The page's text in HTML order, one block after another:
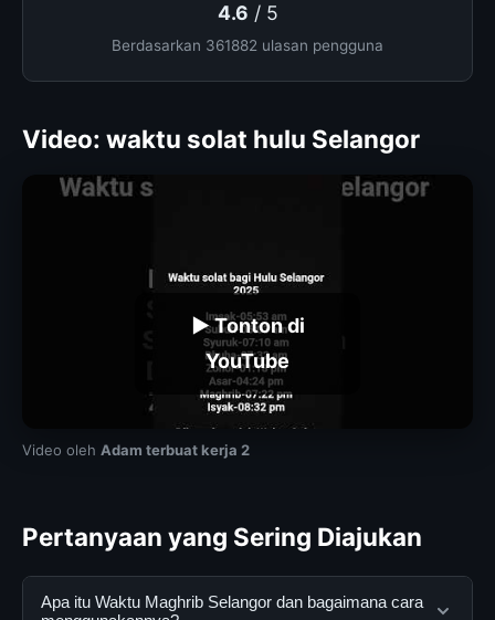
4.6 / 5
Berdasarkan 361882 ulasan pengguna
Video: waktu solat hulu Selangor
▶ Tonton di
YouTube
Video oleh Adam terbuat kerja 2
Pertanyaan yang Sering Diajukan
Apa itu Waktu Maghrib Selangor dan bagaimana cara